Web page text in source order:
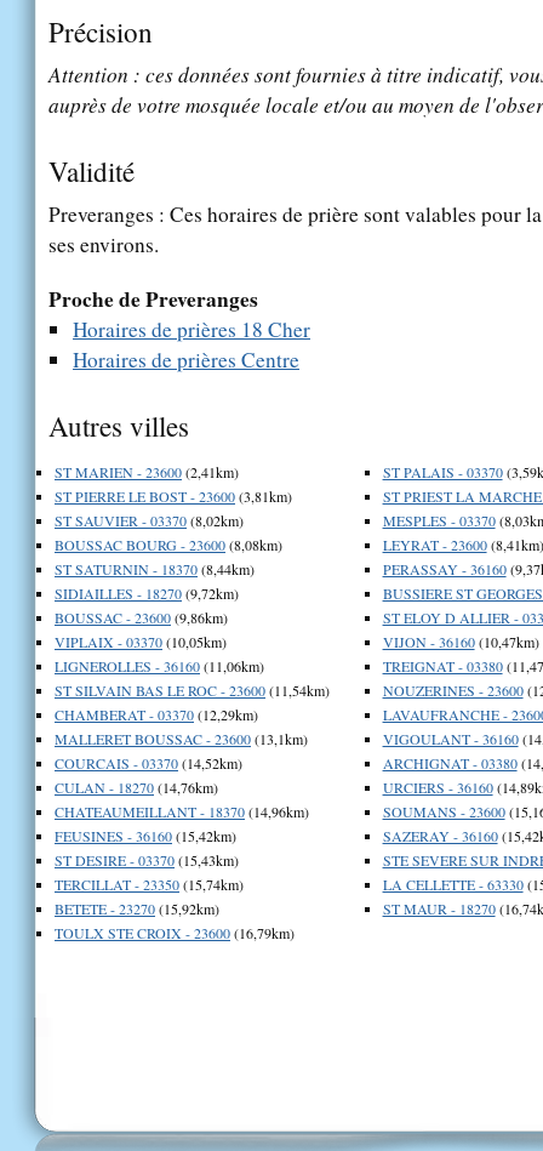
Précision
Attention : ces données sont fournies à titre indicatif,
auprès de votre mosquée locale et/ou au moyen de
Validité
Preveranges : Ces horaires de prière sont valables pour
ses environs.
Proche de Preveranges
Horaires de prières 18 Cher
Horaires de prières Centre
Autres villes
ST MARIEN - 23600(2,41km)
ST PIERRE LE BOST - 23600(3,81km)
ST SAUVIER - 03370(8,02km)
BOUSSAC BOURG - 23600(8,08km)
ST SATURNIN - 18370(8,44km)
SIDIAILLES - 18270(9,72km)
BOUSSAC - 23600(9,86km)
VIPLAIX - 03370(10,05km)
LIGNEROLLES - 36160(11,06km)
ST SILVAIN BAS LE ROC - 23600(11,54km)
CHAMBERAT - 03370(12,29km)
MALLERET BOUSSAC - 23600(13,1km)
COURCAIS - 03370(14,52km)
CULAN - 18270(14,76km)
CHATEAUMEILLANT - 18370(14,96km)
FEUSINES - 36160(15,42km)
ST DESIRE - 03370(15,43km)
TERCILLAT - 23350(15,74km)
BETETE - 23270(15,92km)
TOULX STE CROIX - 23600(16,79km)
ST PALAIS - 03370
ST PRIEST LA MARCHE
MESPLES - 03370
LEYRAT - 23600(8,41km)
PERASSAY - 36160
BUSSIERE ST
ST ELOY D ALLIER -
VIJON - 36160(10,47km)
TREIGNAT - 03380
NOUZERINES - 23600
LAVAUFRANCHE -
VIGOULANT - 36160
ARCHIGNAT - 03380
URCIERS - 36160
SOUMANS - 23600
SAZERAY - 36160
STE SEVERE SUR
LA CELLETTE - 63330
ST MAUR - 18270